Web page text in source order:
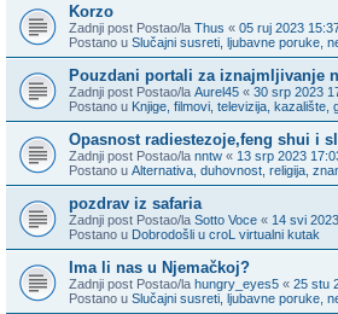
Korzo
Zadnji post Postao/la Thus « 05 ruj 2023
Postano u Slučajni susreti, ljubavne poruke,
Pouzdani portali za iznajmljivanje
Zadnji post Postao/la Aurel45 « 30 srp 2023
Postano u Knjige, filmovi, televizija, kazalište,
Opasnost radiestezoje,feng shui i
Zadnji post Postao/la nntw « 13 srp 2023
Postano u Alternativa, duhovnost, religija,
pozdrav iz safaria
Zadnji post Postao/la Sotto Voce « 14 svi
Postano u Dobrodošli u croL virtualni kutak
Ima li nas u Njemačkoj?
Zadnji post Postao/la hungry_eyes5 « 25 stu
Postano u Slučajni susreti, ljubavne poruke,